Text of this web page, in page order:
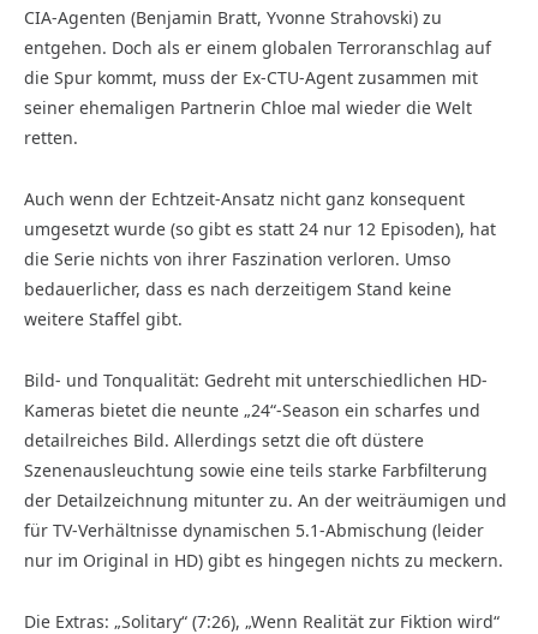
CIA-Agenten (Benjamin Bratt, Yvonne Strahovski) zu
entgehen. Doch als er einem globalen Terroranschlag auf
die Spur kommt, muss der Ex-CTU-Agent zusammen mit
seiner ehemaligen Partnerin Chloe mal wieder die Welt
retten.
Auch wenn der Echtzeit-Ansatz nicht ganz konsequent
umgesetzt wurde (so gibt es statt 24 nur 12 Episoden), hat
die Serie nichts von ihrer Faszination verloren. Umso
bedauerlicher, dass es nach derzeitigem Stand keine
weitere Staffel gibt.
Bild- und Tonqualität: Gedreht mit unterschiedlichen HD-
Kameras bietet die neunte „24“-Season ein scharfes und
detailreiches Bild. Allerdings setzt die oft düstere
Szenenausleuchtung sowie eine teils starke Farbfilterung
der Detailzeichnung mitunter zu. An der weiträumigen und
für TV-Verhältnisse dynamischen 5.1-Abmischung (leider
nur im Original in HD) gibt es hingegen nichts zu meckern.
Die Extras: „Solitary“ (7:26), „Wenn Realität zur Fiktion wird“